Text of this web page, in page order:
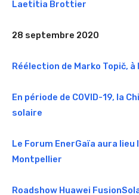
Laetitia Brottier
28 septembre 2020
Réélection de Marko Topič, à
En période de COVID-19, la
solaire
Le Forum EnerGaïa aura
Montpellier
Roadshow Huawei